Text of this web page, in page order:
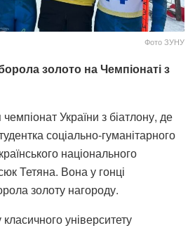
Фото ЗУНУ
золото на Чемпіонаті з
України з біатлону, де
соціально-гуманітарного
національного
Тетяна. Вона у гонці
золоту нагороду.
університету